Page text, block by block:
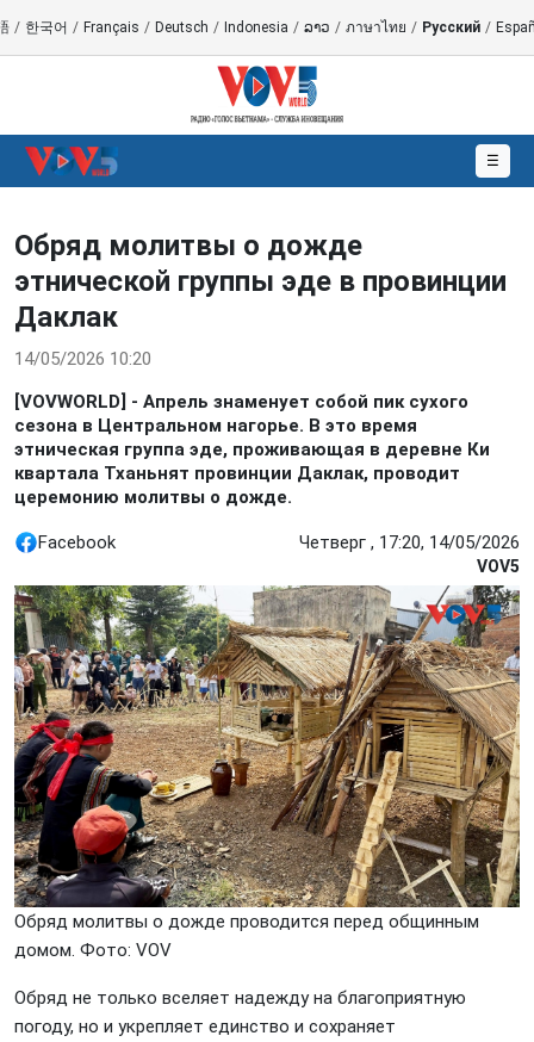
/ 한국어 / Français / Deutsch / Indonesia / ລາວ / ภาษาไทย / Русский /
☰
Обряд молитвы о дожде
этнической группы эде в провинции
Даклак
14/05/2026 10:20
[VOVWORLD] - Апрель знаменует собой пик сухого
сезона в Центральном нагорье. В это время
этническая группа эде, проживающая в деревне Ки
квартала Тханьнят провинции Даклак, проводит
церемонию молитвы о дожде.
Facebook Четверг , 17:20, 14/05/2026
VOV5
Обряд молитвы о дожде проводится перед общинным
домом. Фото: VOV
Обряд не только вселяет надежду на благоприятную
погоду, но и укрепляет единство и сохраняет